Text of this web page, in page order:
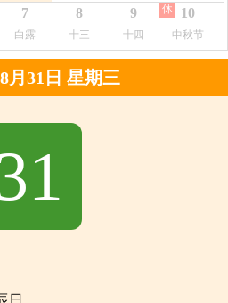
7
白露
8
十三
9
十四
10
中秋节
休
月31日 星期三
日